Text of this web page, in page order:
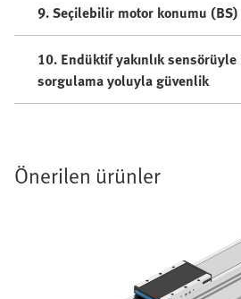
9. Seçilebilir motor konumu (BS)
10. Endüktif yakınlık
sorgulama yoluyla güvenlik
Önerilen ürünler